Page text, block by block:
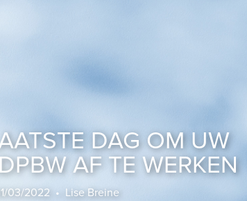
DAG OM UW
AF TE WERKEN
03/2022 • Lise Breine